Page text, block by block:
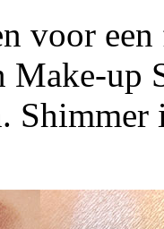
voor
Make-up